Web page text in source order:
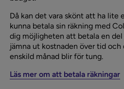
Då kan det vara skönt att ha lite
kunna betala sin räkning med
dig möjligheten att betala en del
jämna ut kostnaden över tid och
enskild månad blir för tung.
Läs mer om att betala räkningar